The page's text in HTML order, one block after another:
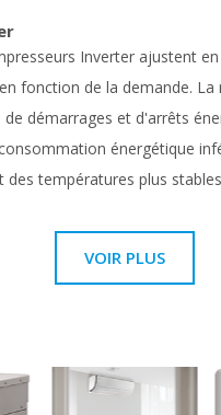
Inverter ajustent
fonction de la demande. La
démarrages et d'arrêts
énergétique
des températures plus
VOIR PLUS